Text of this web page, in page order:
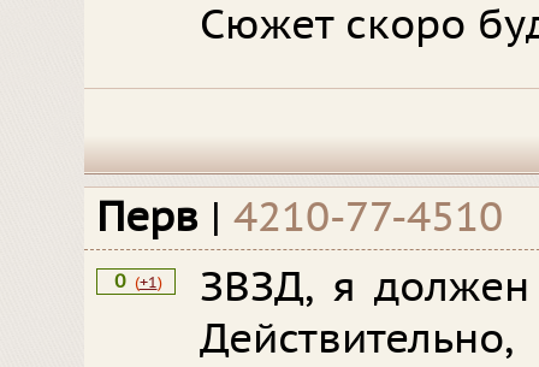
Сюжет скоро
Перв | 4210-77-4510
0 (+1)
ЗВЗД, я должен